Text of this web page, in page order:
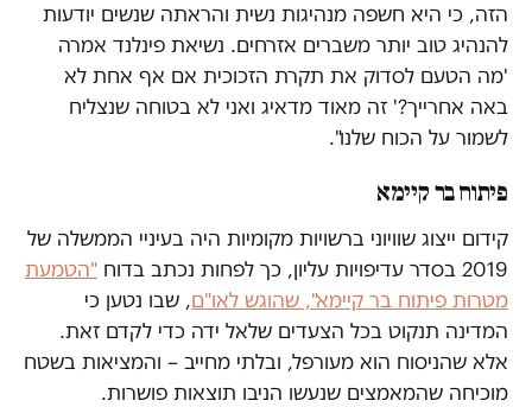
הזה, כי היא חשפה מנהיגות נשית והראתה שנשים יודעות
להנהיג טוב יותר משברים אזרחים. נשיאת פינלנד אמרה
'מה הטעם לסדוק את תקרת הזכוכית אם אף אחת לא
באה אחרייך?' זה מאוד מדאיג ואני לא בטוחה שנצליח
לשמור על הכוח שלנו".
פיתוח בר קיימא
קידום ייצוג שוויוני ברשויות מקומיות היה בעיניי הממשלה של
2019 בסדר עדיפויות עליון, כך לפחות נכתב בדוח
"הטמעת
מטרות פיתוח בר קיימא", שהוגש לאו"ם, שבו נטען כי
המדינה תנקוט בכל הצעדים שלאל ידה כדי לקדם זאת.
אלא שהניסוח הוא מעורפל, ובלתי מחייב – והמציאות בשטח
מוכיחה שהמאמצים שנעשו הניבו תוצאות פושרות.